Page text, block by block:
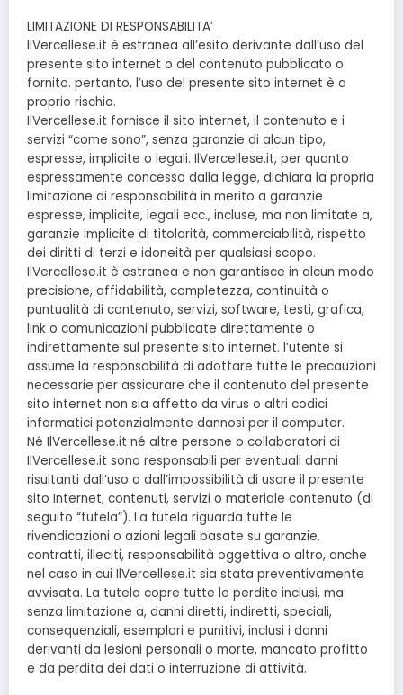
LIMITAZIONE DI RESPONSABILITA’
IlVercellese.it è estranea all’esito derivante dall’uso del
presente sito internet o del contenuto pubblicato o
fornito. pertanto, l’uso del presente sito internet è a
proprio rischio.
IlVercellese.it fornisce il sito internet, il contenuto e i
servizi “come sono”, senza garanzie di alcun tipo,
espresse, implicite o legali. IlVercellese.it, per quanto
espressamente concesso dalla legge, dichiara la propria
limitazione di responsabilità in merito a garanzie
espresse, implicite, legali ecc., incluse, ma non limitate a,
garanzie implicite di titolarità, commerciabilità, rispetto
dei diritti di terzi e idoneità per qualsiasi scopo.
IlVercellese.it è estranea e non garantisce in alcun modo
precisione, affidabilità, completezza, continuità o
puntualità di contenuto, servizi, software, testi, grafica,
link o comunicazioni pubblicate direttamente o
indirettamente sul presente sito internet. l’utente si
assume la responsabilità di adottare tutte le precauzioni
necessarie per assicurare che il contenuto del presente
sito internet non sia affetto da virus o altri codici
informatici potenzialmente dannosi per il computer.
Né IlVercellese.it né altre persone o collaboratori di
IlVercellese.it sono responsabili per eventuali danni
risultanti dall’uso o dall’impossibilità di usare il presente
sito Internet, contenuti, servizi o materiale contenuto (di
seguito “tutela”). La tutela riguarda tutte le
rivendicazioni o azioni legali basate su garanzie,
contratti, illeciti, responsabilità oggettiva o altro, anche
nel caso in cui IlVercellese.it sia stata preventivamente
avvisata. La tutela copre tutte le perdite inclusi, ma
senza limitazione a, danni diretti, indiretti, speciali,
consequenziali, esemplari e punitivi, inclusi i danni
derivanti da lesioni personali o morte, mancato profitto
e da perdita dei dati o interruzione di attività.